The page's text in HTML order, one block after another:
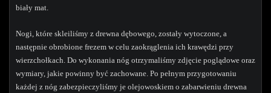
biały mat.
Nogi, które skleiliśmy z drewna dębowego, zostały wytoczone, a
następnie obrobione frezem w celu zaokrąglenia ich krawędzi przy
wierzchołkach. Do wykonania nóg otrzymaliśmy zdjęcie poglądowe oraz
wymiary, jakie powinny być zachowane. Po pełnym przygotowaniu
każdej z nóg zabezpieczyliśmy je olejowoskiem o zabarwieniu drewna